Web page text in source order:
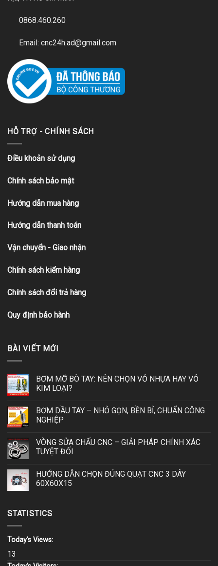
0868.460.260
Email: cnc24h.ad@gmail.com
HỖ TRỢ - CHÍNH SÁCH
Điều khoản sử dụng
Chính sách bảo mật
Hướng dẫn mua hàng
Hướng dẫn thanh toán
Vận chuyển - Giao nhận
Chính sách kiểm hàng
Chính sách đổi trả hàng
Quy định bảo hành
BÀI VIẾT MỚI
BƠM MỠ BÒ TAY: NÊN CHỌN VỎ NHỰA HAY VỎ
KIM LOẠI?
BƠM DẦU TAY – NHỎ GỌN, BỀN BỈ, CHUẨN CÔNG
NGHIỆP
VÒNG SỬA CHẤU CNC – GIẢI PHÁP CHÍNH XÁC
TUYỆT ĐỐI
HƯỚNG DẪN CHỌN ĐÚNG QUẠT CNC 3 DÂY
60X60X15
STATISTICS
Today's Views:
13